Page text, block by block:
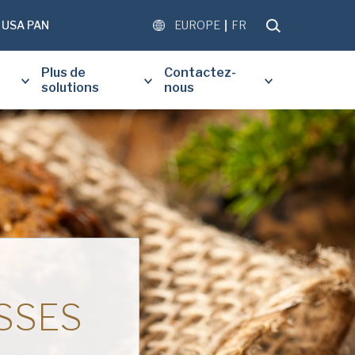
USA PAN EUROPE FR
Plus de
solutions
Contactez-
nous
LE FORMULAIRE CI-
RECEVOIR UNE COPIE
DOCUMENT DEMANDÉ.